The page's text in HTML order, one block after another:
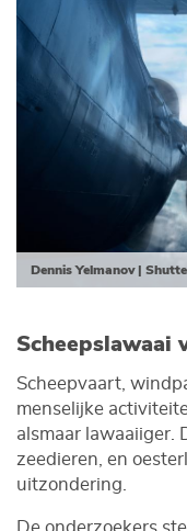
Dennis Yelmanov |
Scheepslawaai
Scheepvaart,
menselijke
alsmaar lawaaiiger.
zeedieren, en
uitzondering.
De onderzoekers